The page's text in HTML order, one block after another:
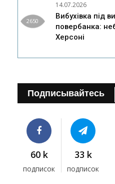
2650
14.07.2026
Вибухівка під
повербанка:
Херсоні
Подписывайтесь
60 k
подписок
33 k
подписок